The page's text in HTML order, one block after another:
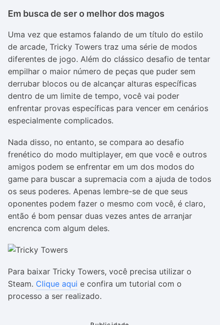
Em busca de ser o melhor dos magos
Uma vez que estamos falando de um título do estilo
de arcade, Tricky Towers traz uma série de modos
diferentes de jogo. Além do clássico desafio de tentar
empilhar o maior número de peças que puder sem
derrubar blocos ou de alcançar alturas específicas
dentro de um limite de tempo, você vai poder
enfrentar provas específicas para vencer em cenários
especialmente complicados.
Nada disso, no entanto, se compara ao desafio
frenético do modo multiplayer, em que você e outros
amigos podem se enfrentar em um dos modos do
game para buscar a supremacia com a ajuda de todos
os seus poderes. Apenas lembre-se de que seus
oponentes podem fazer o mesmo com você, é claro,
então é bom pensar duas vezes antes de arranjar
encrenca com algum deles.
Para baixar Tricky Towers, você precisa utilizar o
Steam. Clique aqui e confira um tutorial com o
processo a ser realizado.